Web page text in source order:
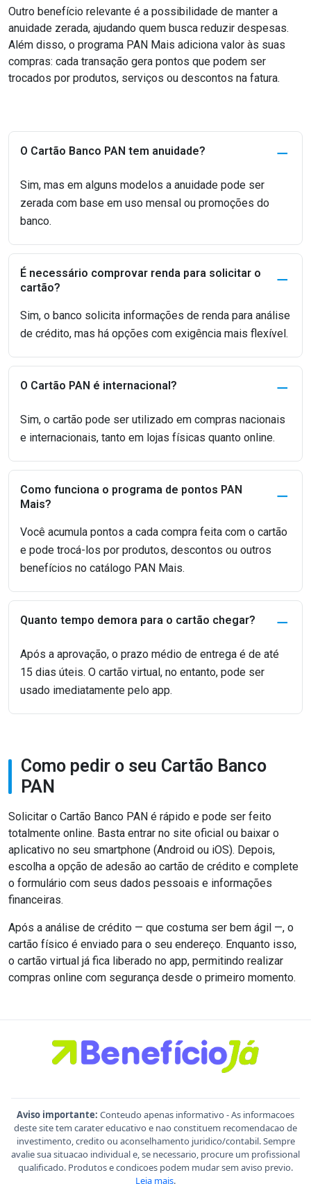
Outro benefício relevante é a possibilidade de manter a
anuidade zerada, ajudando quem busca reduzir despesas.
Além disso, o programa PAN Mais adiciona valor às suas
compras: cada transação gera pontos que podem ser
trocados por produtos, serviços ou descontos na fatura.
O Cartão Banco PAN tem anuidade?
Sim, mas em alguns modelos a anuidade pode ser
zerada com base em uso mensal ou promoções do
banco.
É necessário comprovar renda para solicitar o
cartão?
Sim, o banco solicita informações de renda para análise
de crédito, mas há opções com exigência mais flexível.
O Cartão PAN é internacional?
Sim, o cartão pode ser utilizado em compras nacionais
e internacionais, tanto em lojas físicas quanto online.
Como funciona o programa de pontos PAN
Mais?
Você acumula pontos a cada compra feita com o cartão
e pode trocá-los por produtos, descontos ou outros
benefícios no catálogo PAN Mais.
Quanto tempo demora para o cartão chegar?
Após a aprovação, o prazo médio de entrega é de até
15 dias úteis. O cartão virtual, no entanto, pode ser
usado imediatamente pelo app.
Como pedir o seu Cartão Banco
PAN
Solicitar o Cartão Banco PAN é rápido e pode ser feito
totalmente online. Basta entrar no site oficial ou baixar o
aplicativo no seu smartphone (Android ou iOS). Depois,
escolha a opção de adesão ao cartão de crédito e complete
o formulário com seus dados pessoais e informações
financeiras.
Após a análise de crédito — que costuma ser bem ágil —, o
cartão físico é enviado para o seu endereço. Enquanto isso,
o cartão virtual já fica liberado no app, permitindo realizar
compras online com segurança desde o primeiro momento.
Aviso importante: Conteudo apenas informativo - As informacoes
deste site tem carater educativo e nao constituem recomendacao de
investimento, credito ou aconselhamento juridico/contabil. Sempre
avalie sua situacao individual e, se necessario, procure um profissional
qualificado. Produtos e condicoes podem mudar sem aviso previo.
Leia mais.